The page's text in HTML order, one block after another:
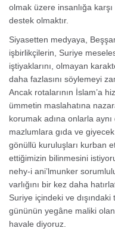
olmak üzere insanlığa
destek olmaktır.
Siyasetten medyaya,
işbirlikçilerin, Suriye
iştiyaklarını, olmayan
daha fazlasını söylemeyi
Ancak rotalarının İslam’a
ümmetin maslahatına
korumak adına onlarla
mazlumlara gıda ve
gönüllü kuruluşları kurban
ettiğimizin bilinmesini
nehy-i ani’lmunker
varlığını bir kez daha
Suriye içindeki ve
gününün yegâne maliki
havale diyoruz.